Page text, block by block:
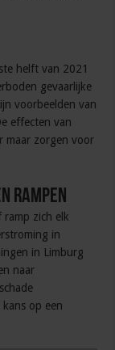
helft van 2021
gevaarlijke
voorbeelden van
effecten van
maar zorgen voor
rampen
ramp zich elk
in
in Limburg
naar
op een